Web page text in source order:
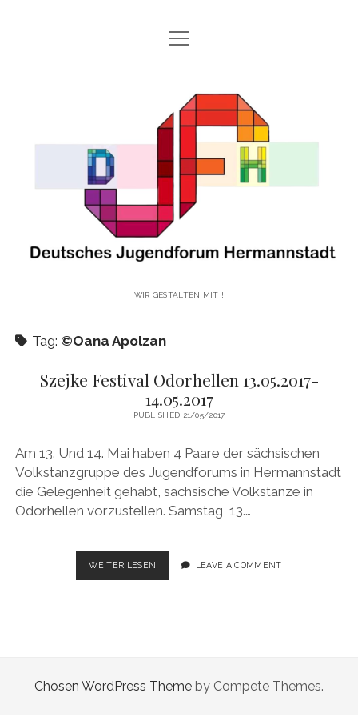
HAUPTSEITE
UNSERE GESCHICHTE
UNSERE AKTIVITÄTEN!
UNSERE PROJEKTE!
open
menu
VOLKSTANZGRUPPE DES JUGENDFORUMS HERMANNSTADT
BLOG
ANMELDUNG DJFH
facebook
instagram
youtube
email-vimeo
open
menu
Jugendforum
Hermannstadt
WIR GESTALTEN MIT !
Tag: ©Oana Apolzan
Szejke Festival Odorhellen 13.05.2017-
14.05.2017
PUBLISHED 21/05/2017
Am 13. Und 14. Mai haben 4 Paare der sächsischen
Volkstanzgruppe des Jugendforums in Hermannstadt
die Gelegenheit gehabt, sächsische Volkstänze in
Odorhellen vorzustellen. Samstag, 13.…
WEITER LESEN SZEJKE
FESTIVAL
LEAVE A COMMENT
Chosen WordPress Theme by Compete Themes.